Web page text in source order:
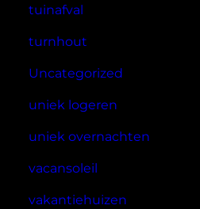
tuinafval
turnhout
Uncategorized
uniek logeren
uniek overnachten
vacansoleil
vakantiehuizen